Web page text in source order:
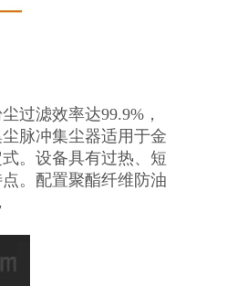
过滤效率达99.9%，
脉冲集尘器适用于金
。设备具有过热、短
。配置聚酯纤维防油